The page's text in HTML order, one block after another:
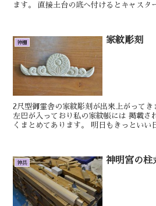
ます。 直接土台の底へ付けるとキャスタ
神棚 家紋彫刻
2尺型御霊舎の家紋彫刻が出来上がって
左巴が入っており私の家紋帳には 掲載さ
くまとめてあります。 明日もきっといい
神具 神明宮の柱